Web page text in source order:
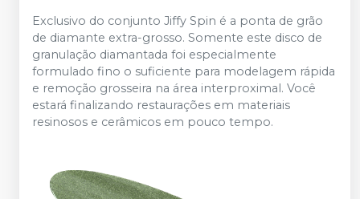
Exclusivo do conjunto Jiffy Spin é a ponta de grão
de diamante extra-grosso. Somente este disco de
granulação diamantada foi especialmente
formulado fino o suficiente para modelagem rápida
e remoção grosseira na área interproximal. Você
estará finalizando restaurações em materiais
resinosos e cerâmicos em pouco tempo.